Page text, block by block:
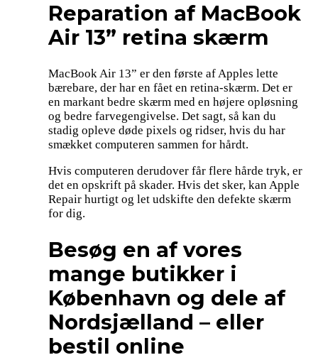
Reparation af MacBook
Air 13” retina skærm
MacBook Air 13” er den første af Apples lette
bærebare, der har en fået en retina-skærm. Det er
en markant bedre skærm med en højere opløsning
og bedre farvegengivelse. Det sagt, så kan du
stadig opleve døde pixels og ridser, hvis du har
smækket computeren sammen for hårdt.
Hvis computeren derudover får flere hårde tryk, er
det en opskrift på skader. Hvis det sker, kan Apple
Repair hurtigt og let udskifte den defekte skærm
for dig.
Besøg en af vores
mange butikker i
København og dele af
Nordsjælland – eller
bestil online